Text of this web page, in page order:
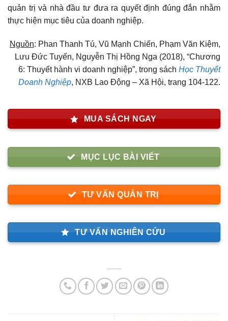
quản trị và nhà đầu tư đưa ra quyết định đúng đắn nhằm
thực hiện mục tiêu của doanh nghiệp.
Nguồn: Phan Thanh Tú, Vũ Mạnh Chiến, Phạm Văn Kiệm,
Lưu Đức Tuyến, Nguyễn Thị Hồng Nga (2018), “Chương
6: Thuyết hành vi doanh nghiệp”, trong sách Học Thuyết
Doanh Nghiệp, NXB Lao Động – Xã Hội, trang 104-122.
MUA SÁCH NGAY
MỤC LỤC BÀI VIẾT
TƯ VẤN QUẢN TRỊ
TƯ VẤN NGHIÊN CỨU